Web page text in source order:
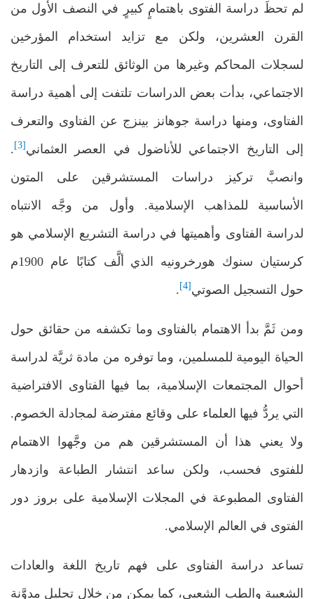
لم تحظَ دراسة الفتوى باهتمامٍ كبيرٍ في النصف الأول من
القرن العشرين، ولكن مع تزايد استخدام المؤرخين
لسجلات المحاكم وغيرها من الوثائق للتعرف إلى التاريخ
الاجتماعي، بدأت بعض الدراسات تلتفت إلى أهمية دراسة
الفتاوى، ومنها دراسة جوهانز بينزج عن الفتاوى والتعرف
إلى التاريخ الاجتماعي للأناضول في العصر العثماني [3]
.
وانصبَّ تركيز دراسات المستشرقين على المتون
الأساسية للمذاهب الإسلامية. وأول من وجَّه الانتباه
لدراسة الفتاوى وأهميتها في دراسة التشريع الإسلامي هو
كرستيان سنوك هورخرونيه الذي ألَّف كتابًا عام 1900م
حول التسجيل الصوتي [4]
.
ومن ثَمَّ بدأ الاهتمام بالفتاوى وما تكشفه من حقائق حول
الحياة اليومية للمسلمين، وما توفره من مادة ثريَّة لدراسة
أحوال المجتمعات الإسلامية، بما فيها الفتاوى الافتراضية
التي يردُّ فيها العلماء على وقائع مفترضة لمجادلة الخصوم.
ولا يعني هذا أن المستشرقين هم من وجَّهوا الاهتمام
للفتوى فحسب، ولكن ساعد انتشار الطباعة وازدهار
الفتاوى المطبوعة في المجلات الإسلامية على بروز دور
الفتوى في العالم الإسلامي.
تساعد دراسة الفتاوى على فهم تاريخ اللغة والعادات
الشعبية والطب الشعبي، كما يمكن من خلال تحليل مدوَّنة